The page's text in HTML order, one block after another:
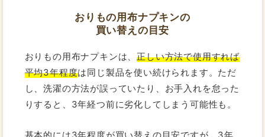
おりもの用布ナプキンの
買い替えの目安
おりもの用布ナプキンは、正しい方法で使用すれば
平均3年程度は同じ製品を使い続けられます。ただ
し、洗濯の方法が誤っていたり、お手入れを怠った
りすると、3年経つ前に劣化してしまう可能性も。